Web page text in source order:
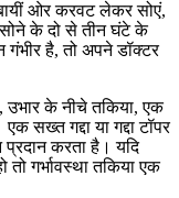
ओर करवट लेकर सोएं,
के दो से तीन घंटे के
है, तो अपने डॉक्टर
उभार के नीचे तकिया, एक
सख्त गद्दा या गद्दा टॉपर
करता है। यदि
गर्भावस्था तकिया एक